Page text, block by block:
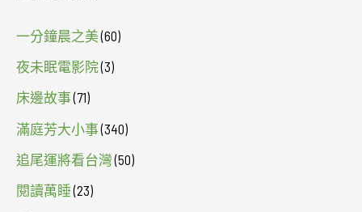
一分鐘晨之美(60)
夜未眠電影院(3)
床邊故事(71)
滿庭芳大小事(340)
追尾運將看台灣(50)
閱讀萬睡(23)